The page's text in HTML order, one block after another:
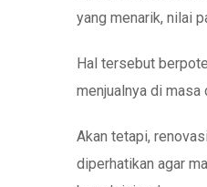
yang menarik, nilai
Hal tersebut
menjualnya di masa
Akan tetapi,
diperhatikan agar